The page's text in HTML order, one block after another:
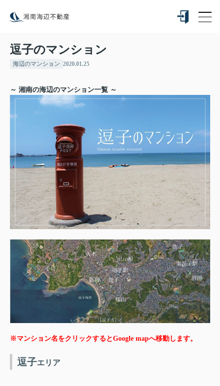
逗子のマンション
海辺のマンション 2020.01.25
～ 湘南の海辺のマンション一覧 ～
※マンション名をクリックするとGoogle mapへ移動します。
逗子エリア